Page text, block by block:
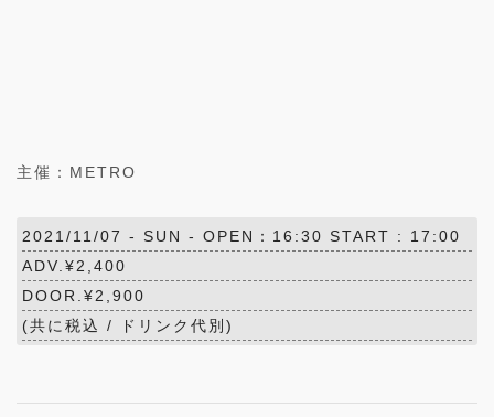
主催：METRO
2021/11/07 - SUN - OPEN：16:30 START : 17:00
ADV.¥2,400
DOOR.¥2,900
(共に税込 / ドリンク代別)